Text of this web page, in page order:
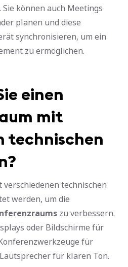
können auch Meetings
planen und diese
synchronisieren, um ein
zu ermöglichen.
einen
mit
technischen
verschiedenen technischen
werden, um die
zu verbessern.
oder Bildschirme für
für
für klaren Ton.